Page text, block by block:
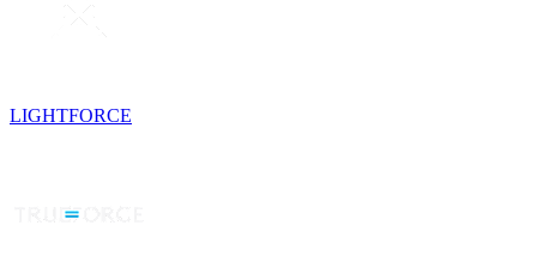
LIGHTFORCE